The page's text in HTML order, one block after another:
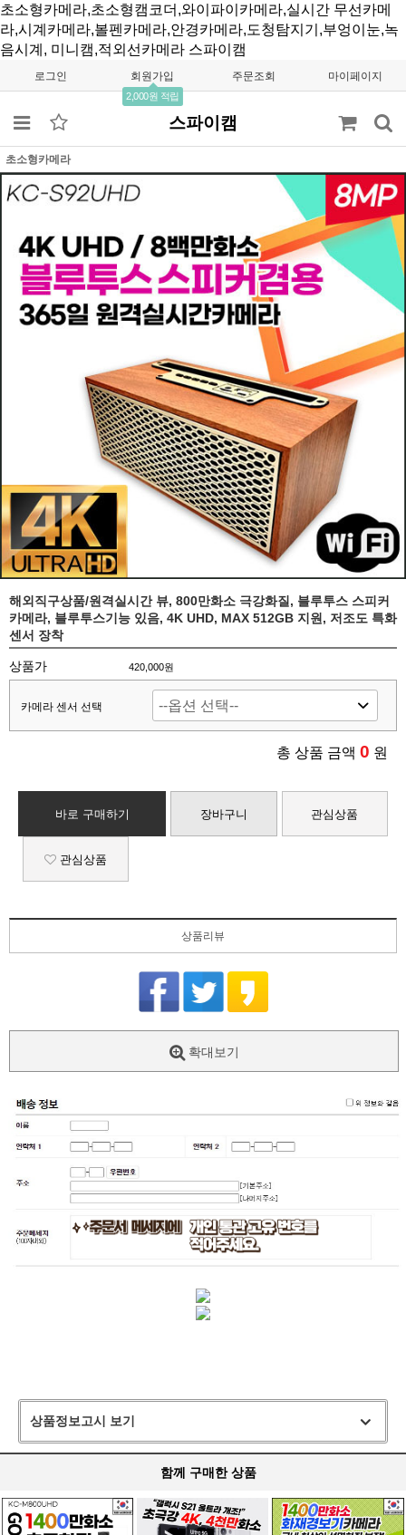
초소형카메라,초소형캠코더,와이파이카메라,실시간 무선카메
라,시계카메라,볼펜카메라,안경카메라,도청탐지기,부엉이눈,녹
음시계, 미니캠,적외선카메라 스파이캠
로그인 회원가입
2,000원 적립
주문조회 마이페이지
스파이캠
초소형카메라
해외직구상품/원격실시간 뷰, 800만화소 극강화질, 블루투스 스피커
카메라, 블루투스기능 있음, 4K UHD, MAX 512GB 지원, 저조도 특화
센서 장착
상품가 420,000원
카메라 센서 선택
총 상품 금액 0 원
바로 구매하기 장바구니 관심상품
관심상품
상품리뷰
확대보기
상품정보고시 보기
함께 구매한 상품